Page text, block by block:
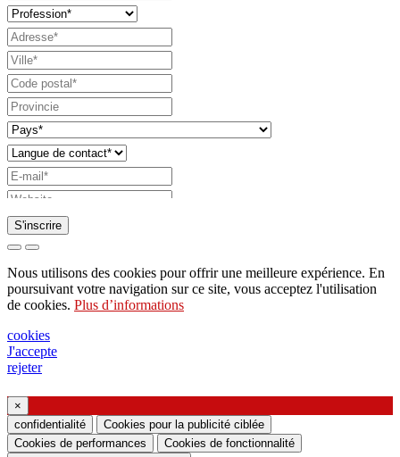
Demande d'envoi de catalogue
Demande à être contacté par votre représentant
commercial
Demande de support ou de conception
d'éclairage
produits Ghidini & Lucitalia
Manifestation du consentement (article 7 du
S'inscrire
Nous utilisons des cookies pour offrir une meilleure expérience. En
poursuivant votre navigation sur ce site, vous acceptez l'utilisation
de cookies. Plus d’informations
cookies
J'accepte
rejeter
×
confidentialité
Cookies pour la publicité ciblée
Cookies de performances
Cookies de fonctionnalité